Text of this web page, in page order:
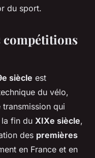
du sport.
compétitions
siècle est
du vélo,
qui
la fin du XIXe siècle,
des premières
en France et en